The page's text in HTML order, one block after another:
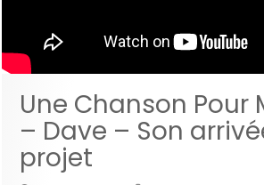
Une Chanson Pour
– Dave – Son
projet